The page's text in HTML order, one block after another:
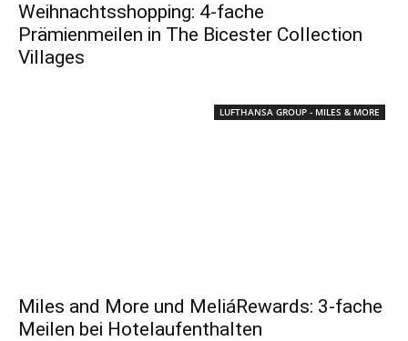
Weihnachtsshopping: 4-fache
Prämienmeilen in The Bicester Collection
Villages
LUFTHANSA GROUP - MILES & MORE
Miles and More und MeliáRewards: 3-fache
Meilen bei Hotelaufenthalten